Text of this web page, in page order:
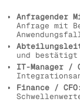
Anfragender
Anfrage mit
und bestätigt
IT-Manager /
Finance /